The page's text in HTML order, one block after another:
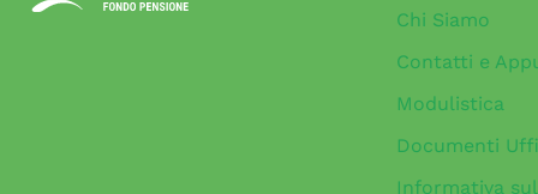
Chi Siamo
Contatti e
Modulistica
Documenti
Informativa